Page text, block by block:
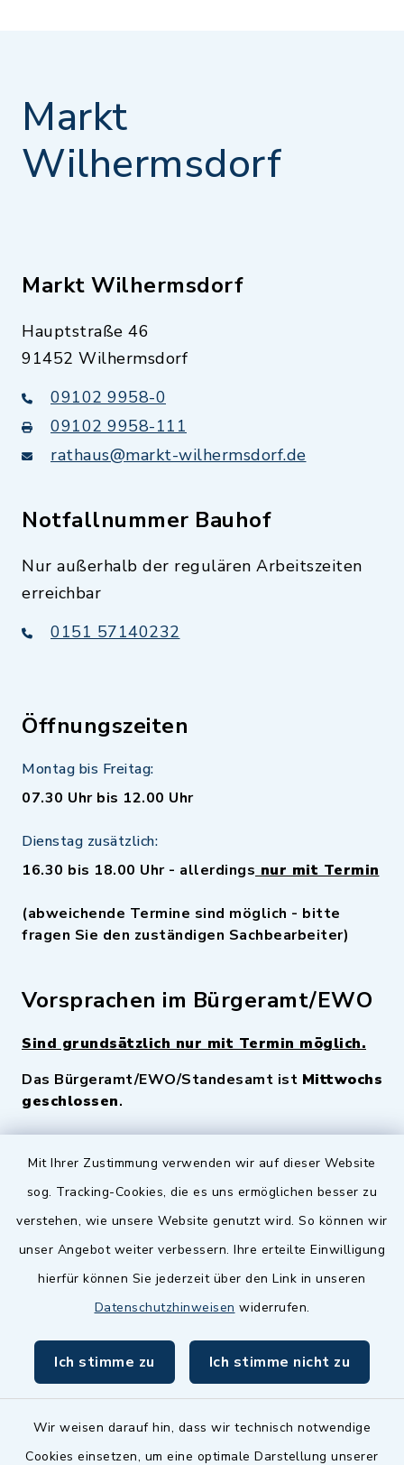
Mit Ihrer Zustimmung verwenden wir auf dieser Website
sog. Tracking-Cookies, die es uns ermöglichen besser zu
verstehen, wie unsere Website genutzt wird. So können wir
unser Angebot weiter verbessern. Ihre erteilte Einwilligung
hierfür können Sie jederzeit über den Link in unseren
Datenschutzhinweisen widerrufen.
Ich stimme zu Ich stimme nicht zu
Wir weisen darauf hin, dass wir technisch notwendige
Cookies einsetzen, um eine optimale Darstellung unserer
Markt
Wilhermsdorf
Markt Wilhermsdorf
Hauptstraße 46
91452 Wilhermsdorf
09102 9958-0
09102 9958-111
rathaus@markt-wilhermsdorf.de
Notfallnummer Bauhof
Nur außerhalb der regulären Arbeitszeiten
erreichbar
0151 57140232
Öffnungszeiten
Montag bis Freitag:
07.30 Uhr bis 12.00 Uhr
Dienstag zusätzlich:
16.30 bis 18.00 Uhr - allerdings nur mit Termin
(abweichende Termine sind möglich - bitte
fragen Sie den zuständigen Sachbearbeiter)
Vorsprachen im Bürgeramt/EWO
Sind grundsätzlich nur mit Termin möglich.
Das Bürgeramt/EWO/Standesamt ist Mittwochs
geschlossen.
Quicklinks
Zenngrund Allianz
Dillenberggruppe
inixmedia GmbH